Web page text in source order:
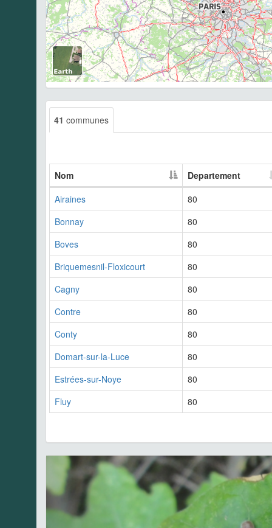
41 communes
Nom
Departement
Airaines
80
Bonnay
80
Boves
80
Briquemesnil-Floxicourt
80
Cagny
80
Contre
80
Conty
80
Domart-sur-la-Luce
80
Estrées-sur-Noye
80
Fluy
80